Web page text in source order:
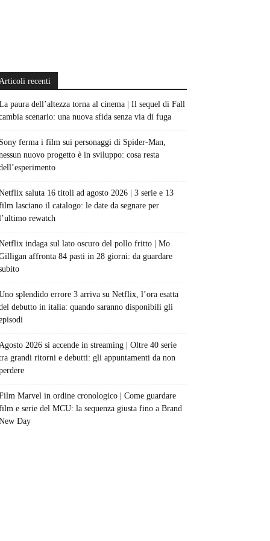
recenti
paura dell’altezza torna al cinema | Il sequel di Fall
scenario: una nuova sfida senza via di fuga
Sony ferma i film sui personaggi di Spider-Man,
nuovo progetto è in sviluppo: cosa resta
saluta 16 titoli ad agosto 2026 | 3 serie e 13
lasciano il catalogo: le date da segnare per
rewatch
indaga sul lato oscuro del pollo fritto | Mo
affronta 84 pasti in 28 giorni: da guardare
splendido errore 3 arriva su Netflix, l’ora esatta
debutto in italia: quando saranno disponibili gli
2026 si accende in streaming | Oltre 40 serie
grandi ritorni e debutti: gli appuntamenti da non
Marvel in ordine cronologico | Come guardare
e serie del MCU: la sequenza giusta fino a Brand
Day